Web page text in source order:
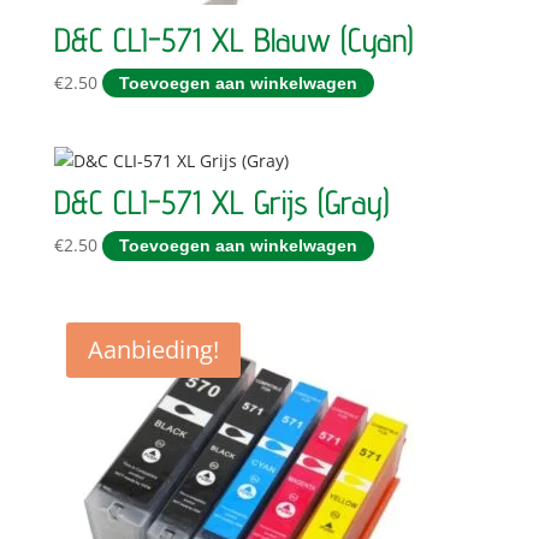
D&C CLI-571 XL Blauw (Cyan)
€2.50 Toevoegen aan winkelwagen
D&C CLI-571 XL Grijs (Gray)
€2.50 Toevoegen aan winkelwagen
Aanbieding!